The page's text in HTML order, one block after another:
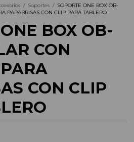
/ Soportes / SOPORTE ONE BOX OB-
PARABRISAS CON CLIP PARA TABLERO
BOX OB-
CON
CON CLIP